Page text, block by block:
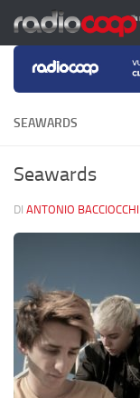
Salta al contenuto
SEAWARDS
Seawards
DI ANTONIO BACCIOCCHI